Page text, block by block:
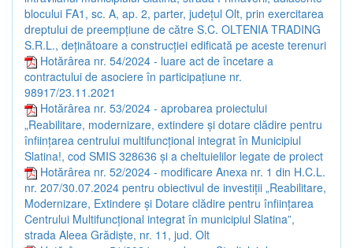
blocului FA1, sc. A, ap. 2, parter, județul Olt, prin exercitarea
dreptului de preempțiune de către S.C. OLTENIA TRADING
S.R.L., deținătoare a construcției edificată pe aceste terenuri
Hotărârea nr. 54/2024 - luare act de încetare a
contractului de asociere în participațiune nr.
98917/23.11.2021
Hotărârea nr. 53/2024 - aprobarea proiectului
„Reabilitare, modernizare, extindere și dotare clădire pentru
înființarea centrului multifuncțional integrat în Municipiul
Slatina!, cod SMIS 328636 și a cheltuielilor legate de proiect
Hotărârea nr. 52/2024 - modificare Anexa nr. 1 din H.C.L.
nr. 207/30.07.2024 pentru obiectivul de investiții „Reabilitare,
Modernizare, Extindere și Dotare clădire pentru înființarea
Centrului Multifuncțional integrat în municipiul Slatina”,
strada Aleea Grădiște, nr. 11, jud. Olt